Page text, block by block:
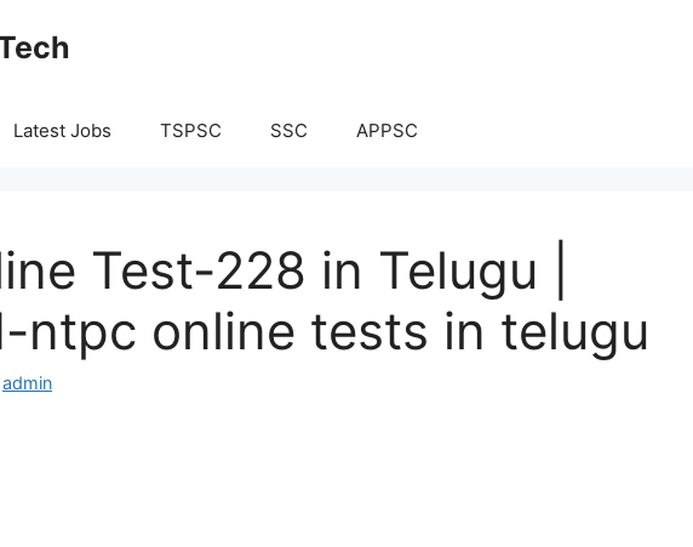
Latest Jobs TSPSC SSC APPSC
Test-228 in Telugu |
ntpc online tests in telugu
admin